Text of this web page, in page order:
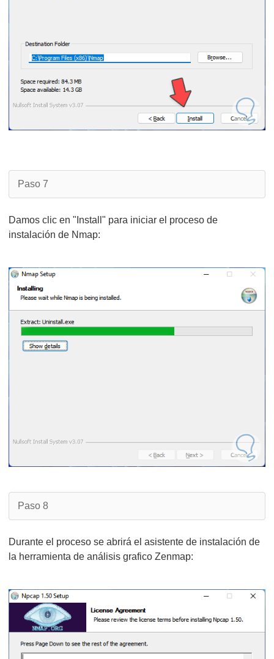
Paso 7
Damos clic en "Install" para iniciar el proceso de
instalación de Nmap:
Paso 8
Durante el proceso se abrirá el asistente de instalación de
la herramienta de análisis grafico Zenmap: